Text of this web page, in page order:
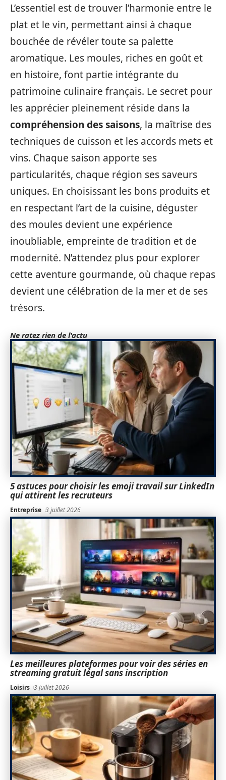
L’essentiel est de trouver l’harmonie entre le
plat et le vin, permettant ainsi à chaque
bouchée de révéler toute sa palette
aromatique. Les moules, riches en goût et
en histoire, font partie intégrante du
patrimoine culinaire français. Le secret pour
les apprécier pleinement réside dans la
compréhension des saisons, la maîtrise des
techniques de cuisson et les accords mets et
vins. Chaque saison apporte ses
particularités, chaque région ses saveurs
uniques. En choisissant les bons produits et
en respectant l’art de la cuisine, déguster
des moules devient une expérience
inoubliable, empreinte de tradition et de
modernité. N’attendez plus pour explorer
cette aventure gourmande, où chaque repas
devient une célébration de la mer et de ses
trésors.
Ne ratez rien de l'actu
5 astuces pour choisir les emoji travail sur LinkedIn
qui attirent les recruteurs
Entreprise 3 juillet 2026
Les meilleures plateformes pour voir des séries en
streaming gratuit légal sans inscription
Loisirs 3 juillet 2026